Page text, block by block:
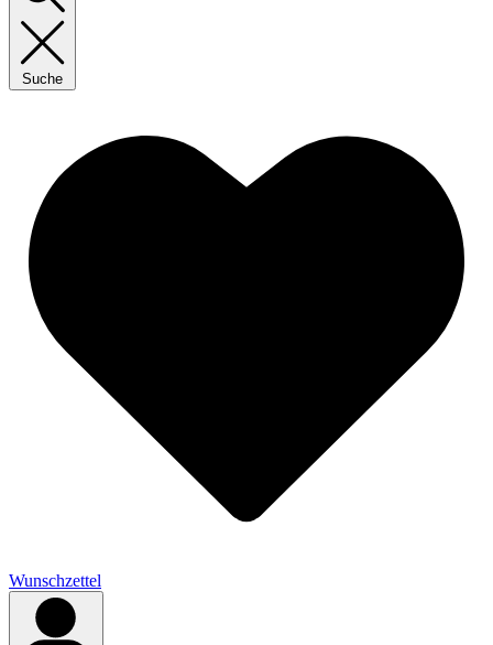
Suche
Wunschzettel